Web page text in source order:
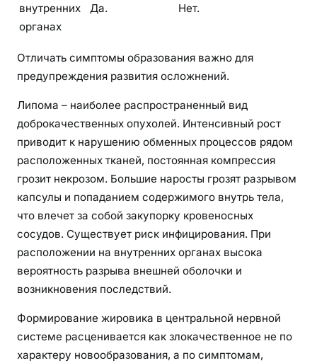
внутренних
органах
Да. Нет.
Отличать симптомы образования важно для
предупреждения развития осложнений.
Липома – наиболее распространенный вид
доброкачественных опухолей. Интенсивный рост
приводит к нарушению обменных процессов рядом
расположенных тканей, постоянная компрессия
грозит некрозом. Большие наросты грозят разрывом
капсулы и попаданием содержимого внутрь тела,
что влечет за собой закупорку кровеносных
сосудов. Существует риск инфицирования. При
расположении на внутренних органах высока
вероятность разрыва внешней оболочки и
возникновения последствий.
Формирование жировика в центральной нервной
системе расценивается как злокачественное не по
характеру новообразования, а по симптомам,